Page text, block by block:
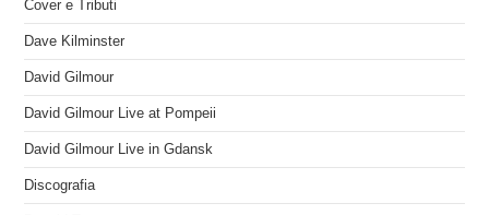
Cover e Tributi
Dave Kilminster
David Gilmour
David Gilmour Live at Pompeii
David Gilmour Live in Gdansk
Discografia